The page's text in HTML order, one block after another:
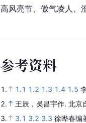
高风亮节、傲气凌人、
参考资料
1. 1.1 1.2 1.3 1.4 1.5
2.
王辰，吴昌宇作. 北京
3.
3.1 3.2 3.3 徐晔春编